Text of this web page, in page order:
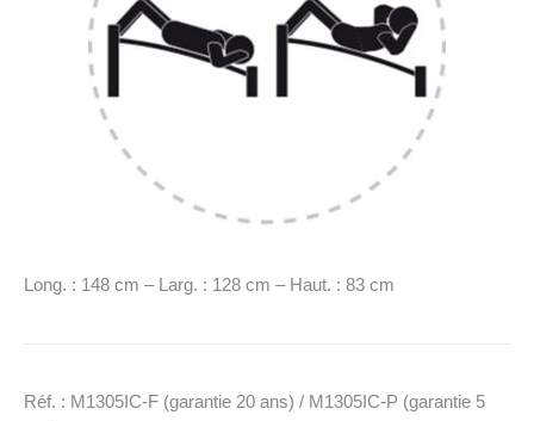
Long. : 148 cm – Larg. : 128 cm – Haut. : 83 cm
Réf. : M1305IC-F (garantie 20 ans) / M1305IC-P (garantie 5